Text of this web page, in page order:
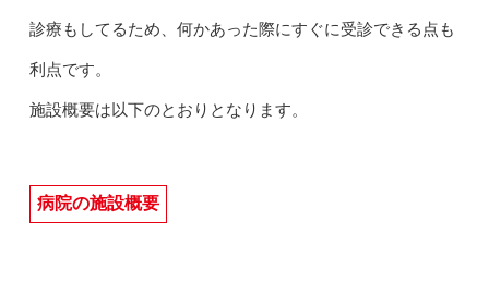
診療もしてるため、何かあった際にすぐに受診できる点も
利点です。
施設概要は以下のとおりとなります。
病院の施設概要